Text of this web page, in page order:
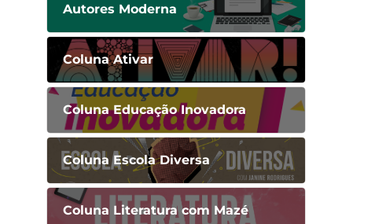
Autores Moderna
Coluna Ativar
Coluna Educação Inovadora
Coluna Escola Diversa
Coluna Literatura com Mazé